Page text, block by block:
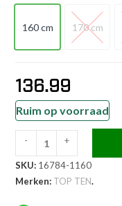
160 cm
160 cm
170 cm
170 cm
136.99
Ruim op voorraad
TEN
Taekwondopak
- +
SKU: 16784-1160
Merken: TOP TEN.